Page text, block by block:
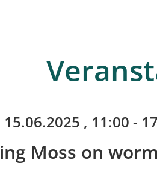
, 11:00 -
Moss on